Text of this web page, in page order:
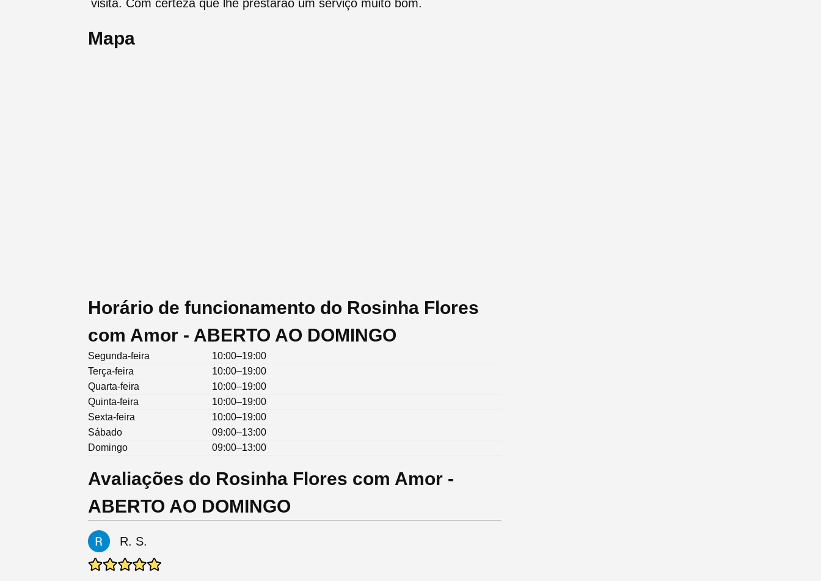
visita. Com certeza que lhe prestarão um serviço muito bom.
Mapa
Horário de funcionamento do Rosinha Flores
com Amor - ABERTO AO DOMINGO
Segunda-feira
10:00–19:00
Terça-feira
10:00–19:00
Quarta-feira
10:00–19:00
Quinta-feira
10:00–19:00
Sexta-feira
10:00–19:00
Sábado
09:00–13:00
Domingo
09:00–13:00
Avaliações do Rosinha Flores com Amor -
ABERTO AO DOMINGO
R. S.